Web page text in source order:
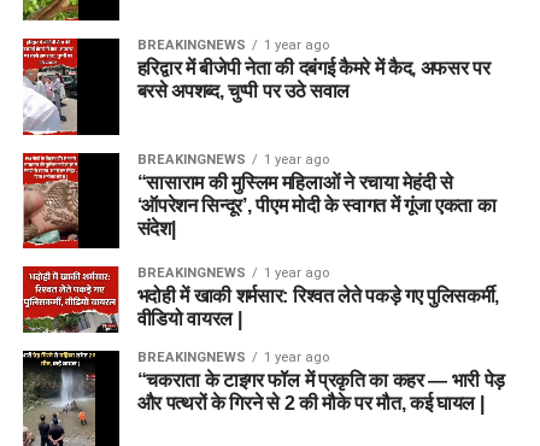
Elwiss
गेंदबाज (BOWL):Alana King, A Stonehouse, M Taylor
9. फैंटेसी जीत के लिए विशेष टिप्स (Pro
Fantasy Tips)
टॉस के बाद अपडेट:
11 जरूर चेक करें। यदि कोई खिलाड़ी मैच नहीं खेल रहा है तो
तुरंत अपनी फैंटेसी टीम अपडेट करें।
ऑलराउंडर्स पर ध्यान दें:
प्राथमिकता दें जो टॉप-4 में बल्लेबाजी करते हैं और कम से कम
15-20 गेंदें फेंकते हैं।
गेंदबाजी विश्लेषण:
Top Run Scorers Prediction
इन बल्लेबाजों से बड़ी पारी की उम्मीद की जा सकती है।
Mitchell Marsh
Joe Clarke
Ryan Rickelton
Harry Brook
Top Wicket Takers Prediction
गेंदबाजी विभाग में ये खिलाड़ी शानदार प्रदर्शन कर सकते हैं।
BREAKINGNEWS 1 year ago
हरिद्वार में बीजेपी नेता की दबंगई कैमरे में कैद, अफसर पर
बरसे अपशब्द, चुप्पी पर उठे सवाल
BREAKINGNEWS 1 year ago
“सासाराम की मुस्लिम महिलाओं ने रचाया मेहंदी से
‘ऑपरेशन सिन्दूर’, पीएम मोदी के स्वागत में गूंजा एकता का
संदेश|
BREAKINGNEWS 1 year ago
भदोही में खाकी शर्मसार: रिश्वत लेते पकड़े गए पुलिसकर्मी,
वीडियो वायरल |
BREAKINGNEWS 1 year ago
“चकराता के टाइगर फॉल में प्रकृति का कहर — भारी पेड़
और पत्थरों के गिरने से 2 की मौके पर मौत, कई घायल |